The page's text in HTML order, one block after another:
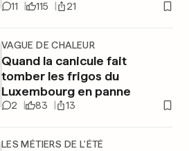
11 115 21
VAGUE DE CHALEUR
Quand la canicule fait
tomber les frigos du
Luxembourg en panne
2 83 13
LES MÉTIERS DE L'ÉTÉ